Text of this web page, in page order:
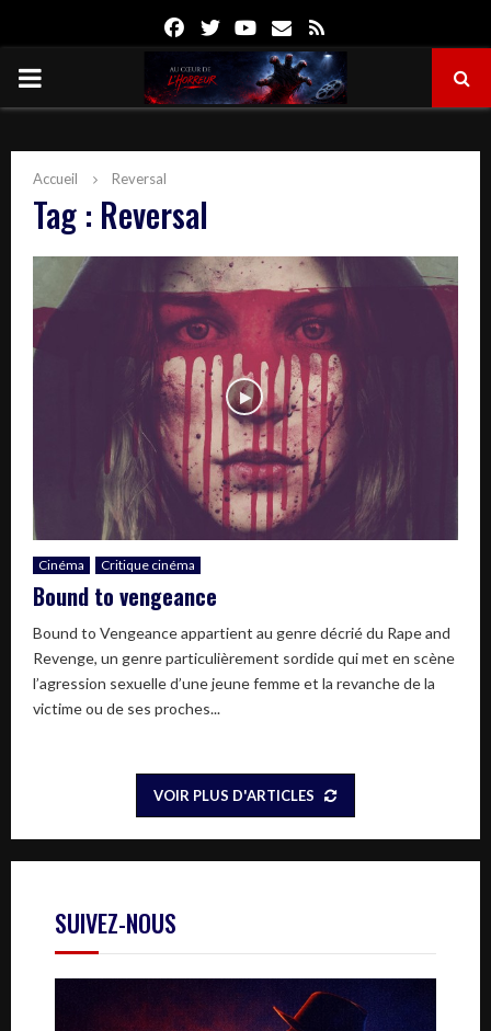
FacebookTwitterYoutube
Email
PRIMARY
Accueil Reversal
Tag : Reversal
Cinéma Critique cinéma
Bound to vengeance
Bound to Vengeance appartient au genre décrié du Rape and
Revenge, un genre particulièrement sordide qui met en scène
l’agression sexuelle d’une jeune femme et la revanche de la
victime ou de ses proches...
VOIR PLUS D'ARTICLES
SUIVEZ-NOUS